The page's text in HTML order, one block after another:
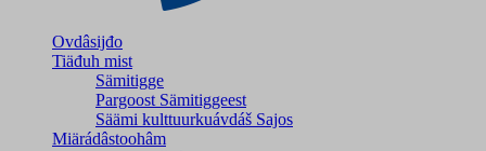
Ovdâsijđo
Tiäđuh mist
Sämitigge
Pargoost Sämitiggeest
Säämi kulttuurkuávdáš Sajos
Miärádâstoohâm